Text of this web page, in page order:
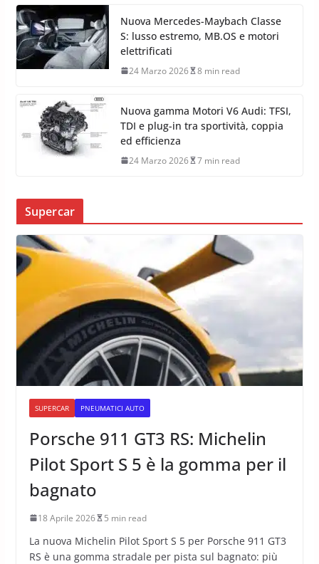
Nuova Mercedes-Maybach Classe
S: lusso estremo, MB.OS e motori
elettrificati
24 Marzo 2026 8 min read
Nuova gamma Motori V6 Audi: TFSI,
TDI e plug-in tra sportività, coppia
ed efficienza
24 Marzo 2026 7 min read
Supercar
SUPERCAR PNEUMATICI AUTO
Porsche 911 GT3 RS: Michelin
Pilot Sport S 5 è la gomma per il
bagnato
18 Aprile 2026 5 min read
La nuova Michelin Pilot Sport S 5 per Porsche 911 GT3
RS è una gomma stradale per pista sul bagnato: più